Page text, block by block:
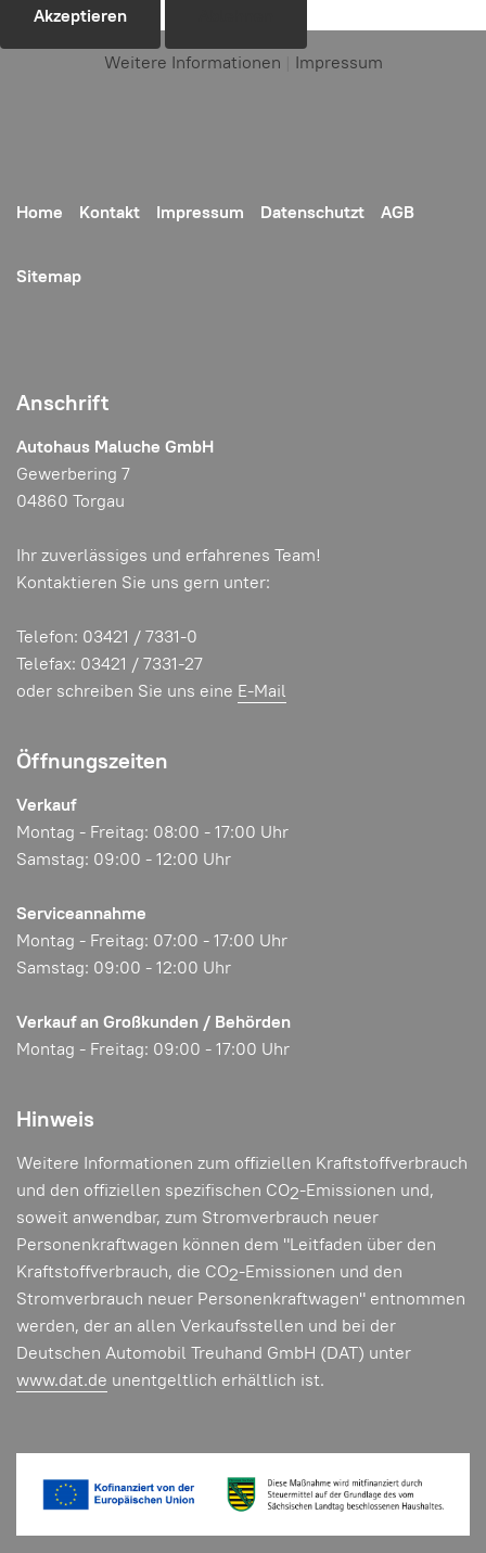
Home Kontakt Impressum Datenschutzt AGB
Sitemap
Anschrift
Autohaus Maluche GmbH
Gewerbering 7
04860 Torgau
Ihr zuverlässiges und erfahrenes Team!
Kontaktieren Sie uns gern unter:
Telefon: 03421 / 7331-0
Telefax: 03421 / 7331-27
oder schreiben Sie uns eine E-Mail
Öffnungszeiten
Verkauf
Montag - Freitag: 08:00 - 17:00 Uhr
Samstag: 09:00 - 12:00 Uhr
Serviceannahme
Montag - Freitag: 07:00 - 17:00 Uhr
Samstag: 09:00 - 12:00 Uhr
Verkauf an Großkunden / Behörden
Montag - Freitag: 09:00 - 17:00 Uhr
Hinweis
Weitere Informationen zum offiziellen Kraftstoffverbrauch
und den offiziellen spezifischen CO2-Emissionen und,
soweit anwendbar, zum Stromverbrauch neuer
Personenkraftwagen können dem "Leitfaden über den
Kraftstoffverbrauch, die CO2-Emissionen und den
Stromverbrauch neuer Personenkraftwagen" entnommen
werden, der an allen Verkaufsstellen und bei der
Deutschen Automobil Treuhand GmbH (DAT) unter
www.dat.de unentgeltlich erhältlich ist.
Akzeptieren
Weitere Informationen Impressum